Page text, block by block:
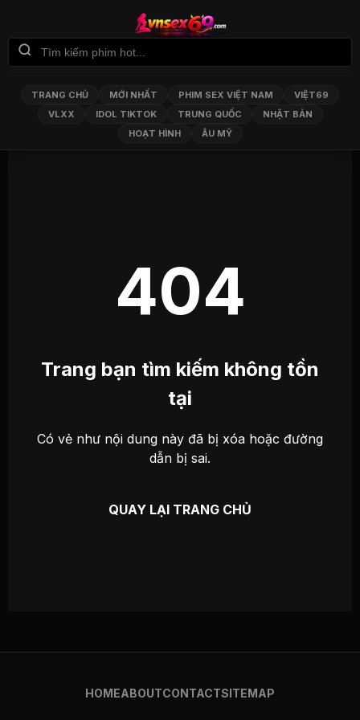
TRANG CHỦ MỚI NHẤT PHIM SEX VIỆT NAM
VIỆT69
VLXX
IDOL TIKTOK TRUNG QUỐC
NHẬT BẢN
HOẠT HÌNH
ÂU MỸ
404
Trang bạn tìm kiếm không tồn
tại
Có vẻ như nội dung này đã bị xóa hoặc đường
dẫn bị sai.
QUAY LẠI TRANG CHỦ
HOMEABOUTCONTACTSITEMAP